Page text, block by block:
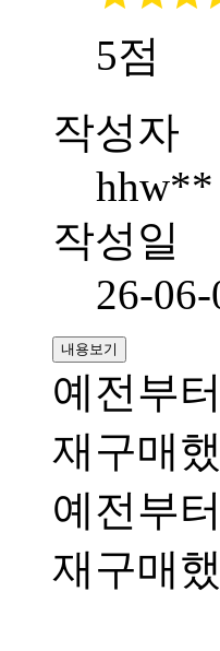
5점
작성자
hhw**
작성일
26-06-
내용보기
예전부
재구매
예전부
재구매